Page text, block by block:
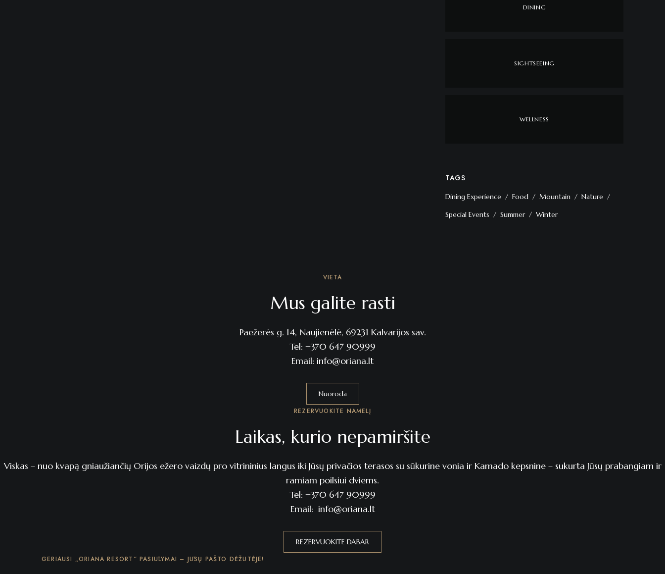
DINING
SIGHTSEEING
WELLNESS
TAGS
Dining Experience Food Mountain
Nature
Special Events
Summer Winter
VIETA
Mus galite rasti
Paežerės g. 14, Naujienėlė, 69231 Kalvarijos sav.
Tel: +370 647 90999
Email: info@oriana.lt
Nuoroda
REZERVUOKITE NAMELĮ
Laikas, kurio nepamiršite
Viskas – nuo kvapą gniaužiančių Orijos ežero vaizdų pro vitrininius langus iki Jūsų privačios terasos su sūkurine vonia ir Kamado kepsnine – sukurta Jūsų prabangiam ir
ramiam poilsiui dviems.
Tel: +370 647 90999
Email: info@oriana.lt
REZERVUOKITE DABAR
GERIAUSI „ORIANA RESORT“ PASIŪLYMAI – JŪSŲ PAŠTO DĖŽUTĖJE!